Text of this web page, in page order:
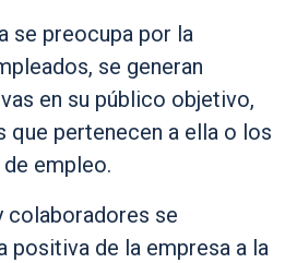
se preocupa por la
se generan
en su público objetivo,
que pertenecen a ella o los
empleo.
colaboradores se
positiva de la empresa a la